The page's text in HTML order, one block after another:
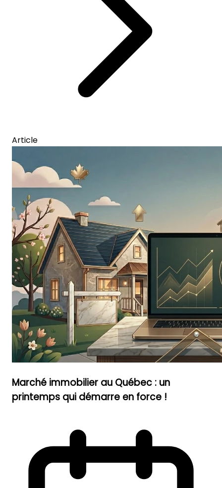
Article
Marché immobilier au Québec : un
printemps qui démarre en force !